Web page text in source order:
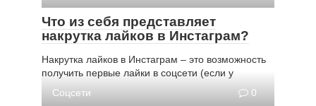
Что из себя представляет
накрутка лайков в Инстаграм?
Накрутка лайков в Инстаграм – это возможность
получить первые лайки в соцсети (если у
Соцсети
0